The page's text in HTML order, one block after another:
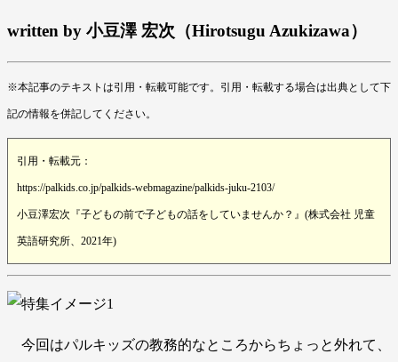
written by 小豆澤 宏次（Hirotsugu Azukizawa）
※本記事のテキストは引用・転載可能です。引用・転載する場合は出典として下
記の情報を併記してください。
引用・転載元：
https://palkids.co.jp/palkids-webmagazine/palkids-juku-2103/
小豆澤宏次『子どもの前で子どもの話をしていませんか？』(株式会社 児童
英語研究所、2021年)
今回はパルキッズの教務的なところからちょっと外れて、